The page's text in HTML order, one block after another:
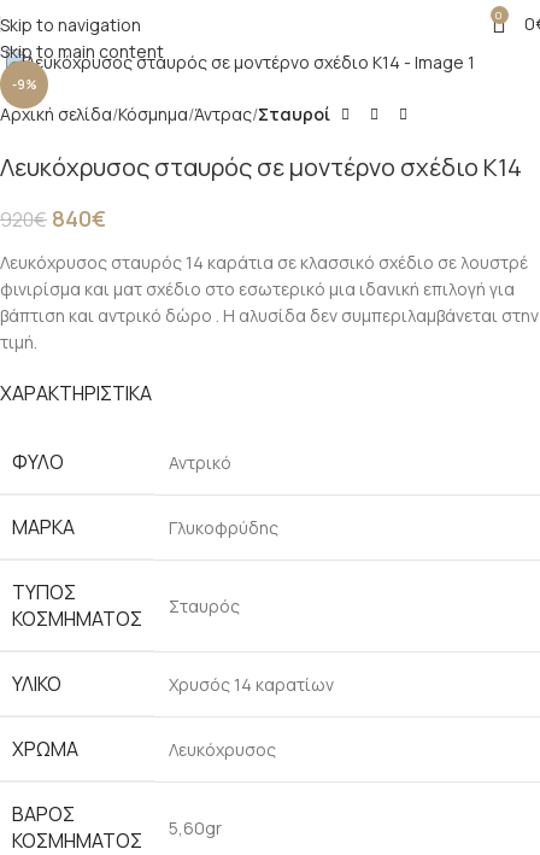
Skip to navigation
Skip to main content
0 0
-9%
Click to enlarge
Αρχική σελίδα Κόσμημα Άντρας Σταυροί
Λευκόχρυσος σταυρός σε μοντέρνο σχέδιο Κ14
920€ 840€
Λευκόχρυσος σταυρός 14 καράτια σε κλασσικό σχέδιο σε λουστρέ
φινιρίσμα και ματ σχέδιο στο εσωτερικό μια ιδανική επιλογή για
βάπτιση και αντρικό δώρο . Η αλυσίδα δεν συμπεριλαμβάνεται στην
τιμή.
ΧΑΡΑΚΤΗΡΙΣΤΙΚΑ
ΦΎΛΟ Αντρικό
ΜΆΡΚΑ Γλυκοφρύδης
ΤΎΠΟΣ
ΚΟΣΜΉΜΑΤΟΣ
Σταυρός
ΥΛΙΚΌ Χρυσός 14 καρατίων
ΧΡΏΜΑ Λευκόχρυσος
ΒΆΡΟΣ
ΚΟΣΜΉΜΑΤΟΣ
5,60gr